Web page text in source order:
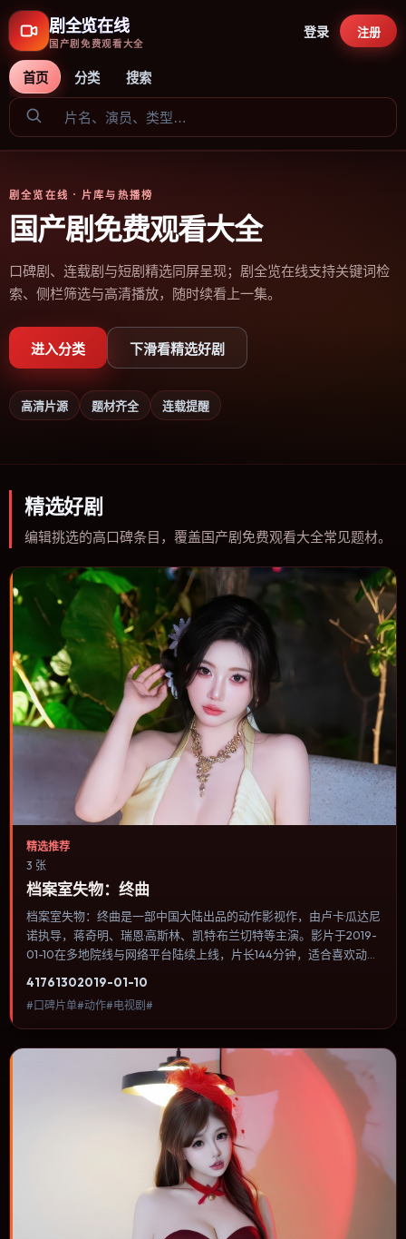
剧全览在线
国产剧免费观看大全
首页 分类 搜索
登录 注册
剧全览在线 · 片库与热播榜
国产剧免费观看大全
口碑剧、连载剧与短剧精选同屏呈现；剧全览在线支持关键词检
索、侧栏筛选与高清播放，随时续看上一集。
进入分类 下滑看精选好剧
高清片源 题材齐全 连载提醒
精选好剧
编辑挑选的高口碑条目，覆盖国产剧免费观看大全常见题材。
精选推荐
3 张
档案室失物：终曲
档案室失物：终曲是一部中国大陆出品的动作影视作，由卢卡·瓜达尼
诺执导，蒋奇明、瑞恩·高斯林、凯特·布兰切特等主演。影片于2019-
01-10在多地院线与网络平台陆续上线，片长144分钟，适合喜欢动作
节推进，节奏与视听语言统一，可作为休闲观影或类型片补片的选
择。
41761302019-01-10
#口碑片单#动作#电视剧#